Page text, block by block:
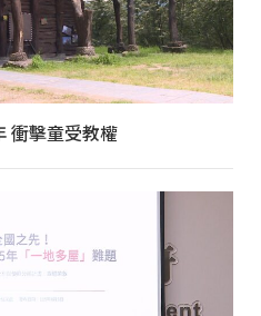
衝擊童受教權